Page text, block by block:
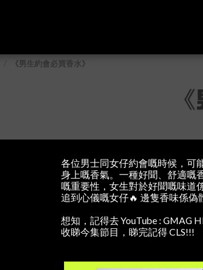
《男生約會必買香水》
各位男士同女仔約會嘅時候，可
身上嘅香氣。一種好聞、舒適嘅
嘅重要性，女生對於好聞嘅味道
追到心儀嘅女仔🔥 邊隻香味係
想知，記得去 YouTube : GMAG
收睇今集節目，睇完記得 CLS!!!